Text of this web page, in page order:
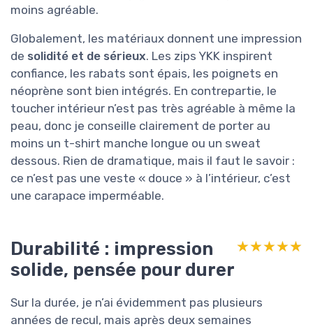
moins agréable.
Globalement, les matériaux donnent une impression
de solidité et de sérieux. Les zips YKK inspirent
confiance, les rabats sont épais, les poignets en
néoprène sont bien intégrés. En contrepartie, le
toucher intérieur n’est pas très agréable à même la
peau, donc je conseille clairement de porter au
moins un t-shirt manche longue ou un sweat
dessous. Rien de dramatique, mais il faut le savoir :
ce n’est pas une veste « douce » à l’intérieur, c’est
une carapace imperméable.
Durabilité : impression
solide, pensée pour durer
★★★★★
★★★★★
Sur la durée, je n’ai évidemment pas plusieurs
années de recul, mais après deux semaines